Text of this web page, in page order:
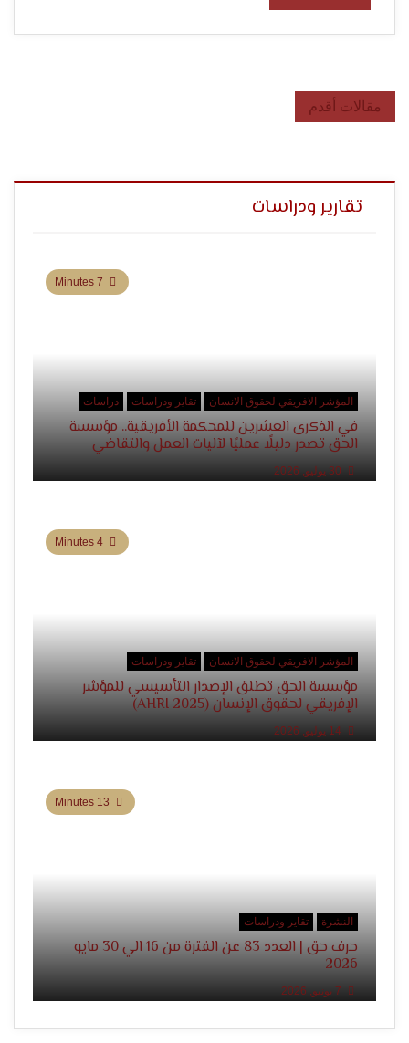
تصفّح
مقالات أقدم
تقارير ودراسات
المؤشر الافريقي لحقوق الانسان تقاير ودراسات دراسات
في الذكرى العشرين للمحكمة الأفريقية.. مؤسسة
الحق تصدر دليلًا عمليًا لآليات العمل والتقاضي
المؤشر الافريقي لحقوق الانسان تقاير ودراسات
مؤسسة الحق تطلق الإصدار التأسيسي للمؤشر
الإفريقي لحقوق الإنسان (AHRI 2025)
النشرة تقاير ودراسات
حرف حق | العدد 83 عن الفترة من 16 الي 30 مايو
2026